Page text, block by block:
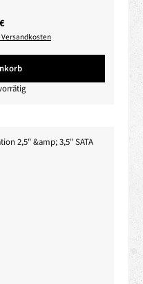
Preis:
Versandkosten